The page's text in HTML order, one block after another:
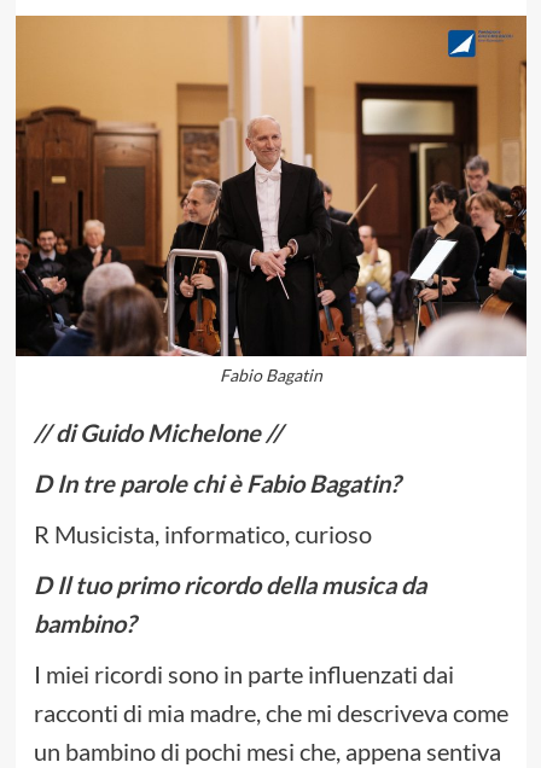
Fabio Bagatin
// di Guido Michelone //
D In tre parole chi è Fabio Bagatin?
R Musicista, informatico, curioso
D Il tuo primo ricordo della musica da
bambino?
I miei ricordi sono in parte influenzati dai
racconti di mia madre, che mi descriveva come
un bambino di pochi mesi che, appena sentiva